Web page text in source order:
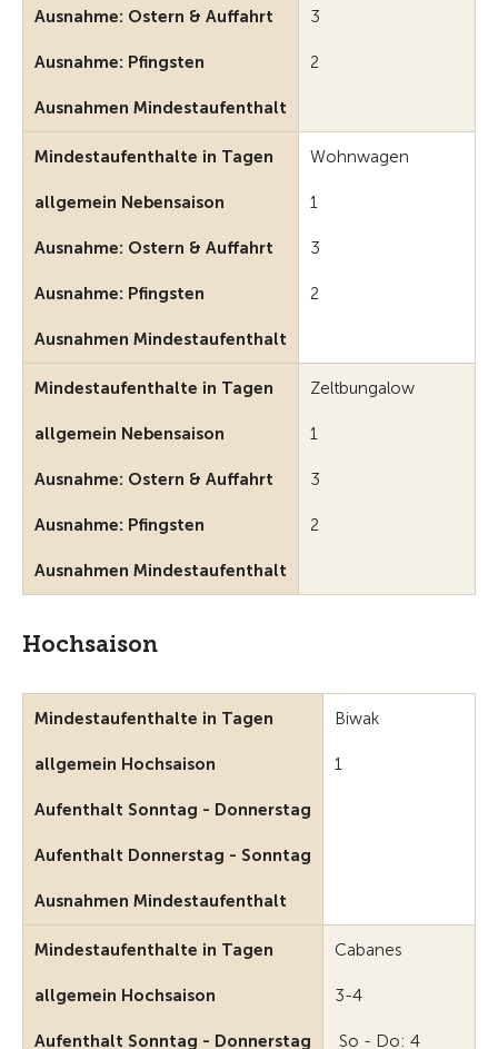
Ausnahme: Ostern & Auffahrt 3
Ausnahme: Pfingsten 2
Ausnahmen Mindestaufenthalt
Mindestaufenthalte in Tagen Wohnwagen
allgemein Nebensaison 1
Ausnahme: Ostern & Auffahrt 3
Ausnahme: Pfingsten 2
Ausnahmen Mindestaufenthalt
Mindestaufenthalte in Tagen Zeltbungalow
allgemein Nebensaison 1
Ausnahme: Ostern & Auffahrt 3
Ausnahme: Pfingsten 2
Ausnahmen Mindestaufenthalt
Hochsaison
Mindestaufenthalte in Tagen Biwak
allgemein Hochsaison 1
Aufenthalt Sonntag - Donnerstag
Aufenthalt Donnerstag - Sonntag
Ausnahmen Mindestaufenthalt
Mindestaufenthalte in Tagen Cabanes
allgemein Hochsaison 3-4
Aufenthalt Sonntag - Donnerstag So - Do: 4